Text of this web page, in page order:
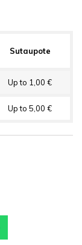
Sutaupote
Up to 1,00 €
Up to 5,00 €